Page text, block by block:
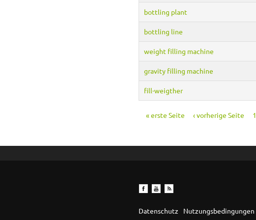
bottling plant
bottling line
weight filling machine
gravity filling machine
fill-weigther
« erste Seite ‹ vorherige Seite 1
Datenschutz Nutzungsbedingungen